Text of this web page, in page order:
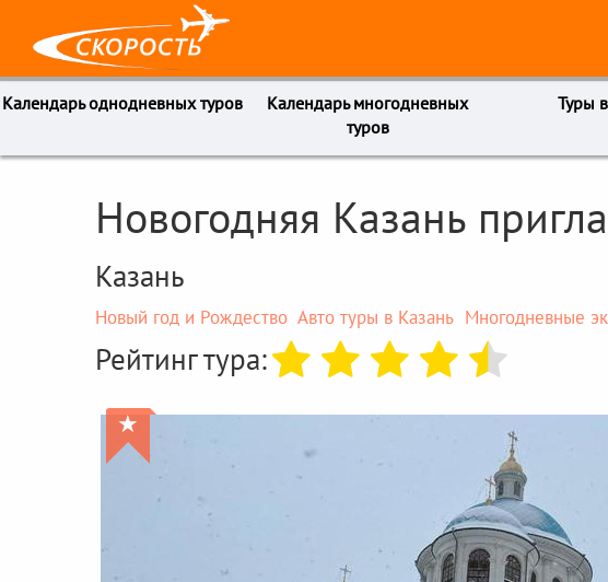
Календарь однодневных туров
Календарь многодневных
туров
Туры
Новогодняя Казань
Казань
Новый год и Рождество Авто туры в Казань Многодневные
Рейтинг тура:
★